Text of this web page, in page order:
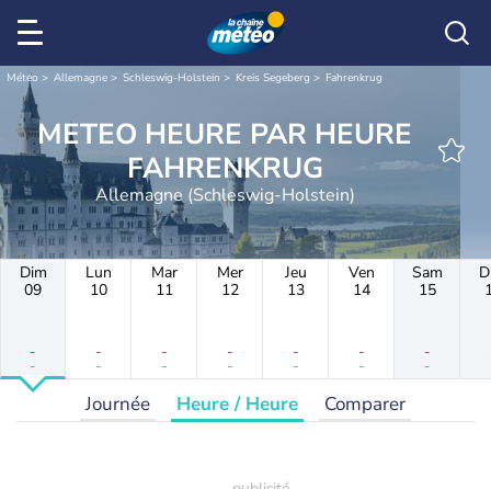
Météo Allemagne Schleswig-Holstein Kreis Segeberg Fahrenkrug
METEO HEURE PAR HEURE
FAHRENKRUG
Allemagne (Schleswig-Holstein)
Dim
09
-
-
Lun
10
-
-
Mar
11
-
-
Mer
12
-
-
Jeu
13
-
-
Ven
14
-
-
Sam
15
-
-
Journée Heure / Heure Comparer